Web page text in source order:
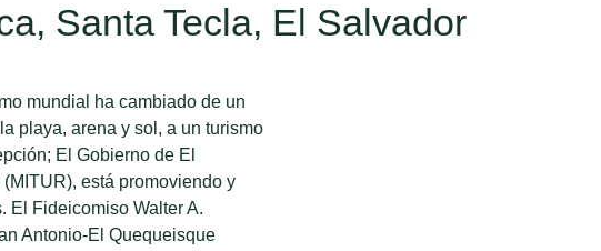
Santa Tecla, El Salvador
mundial ha cambiado de un
playa, arena y sol, a un turismo
El Gobierno de El
está promoviendo y
El Fideicomiso Walter A.
Antonio-El Quequeisque